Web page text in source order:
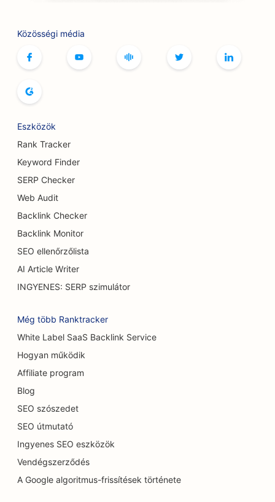
SEO a botox és töltőanyag szolgáltatásokhoz
SEO butikok számára
SEO a mellnagyobbítási szolgáltatásokhoz
SEO büfé éttermek számára
SEO a cukrászdák számára
SEO autókereskedések számára
SEO az égési sebészek számára
SEO a szőnyeg és padlóburkoló üzletek számára
SEO alkalmi éttermek számára
SEO a kémiai hámlasztási szolgáltatásokhoz
SEO a macskakávézók számára
SEO a takarítási szolgáltatások számára
Közösségi média
Eszközök
Rank Tracker
Keyword Finder
SERP Checker
Web Audit
Backlink Checker
Backlink Monitor
SEO ellenőrzőlista
AI Article Writer
INGYENES: SERP szimulátor
Még több Ranktracker
White Label SaaS Backlink Service
Hogyan működik
Affiliate program
Blog
SEO szószedet
SEO útmutató
Ingyenes SEO eszközök
Vendégszerződés
A Google algoritmus-frissítések története